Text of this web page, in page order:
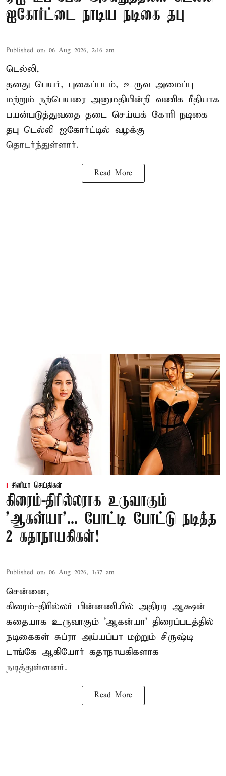
ஐகோர்ட்டை நாடிய நடிகை தபு
Published on: 06 Aug 2026, 2:16 am
டெல்லி,
தனது பெயர், புகைப்படம், உருவ அமைப்பு
மற்றும் நற்பெயரை அனுமதியின்றி வணிக ரீதியாக
பயன்படுத்துவதை தடை செய்யக் கோரி நடிகை
தபு டெல்லி ஐகோர்ட்டில் வழக்கு
தொடர்ந்துள்ளார்.
Read More
சினிமா செய்திகள்
கிரைம்-திரில்லராக உருவாகும்
'ஆகன்யா'... போட்டி போட்டு நடித்த
2 கதாநாயகிகள்!
Published on: 06 Aug 2026, 1:37 am
சென்னை,
கிரைம்-திரில்லர் பின்னணியில் அதிரடி ஆக்ஷன்
கதையாக உருவாகும் 'ஆகன்யா' திரைப்படத்தில்
நடிகைகள் சுப்ரா அய்யப்பா மற்றும் சிருஷ்டி
டாங்கே ஆகியோர் கதாநாயகிகளாக
நடித்துள்ளனர்.
Read More